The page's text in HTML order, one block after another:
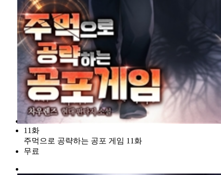
11화
주먹으로 공략하는 공포 게임 11화
무료